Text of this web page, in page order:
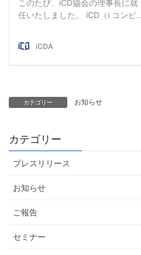
カテゴリー お知らせ
カテゴリー
プレスリリース
お知らせ
ご報告
セミナー